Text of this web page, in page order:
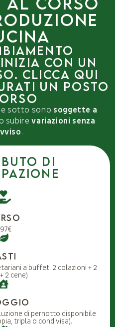
con un
Clicca qui
un posto
sotto sono soggette a
subire variazioni senza
.
di
a buffet: 2 colazioni + 2
2 cene)
di pernotto disponibile
tripla o condivisa).